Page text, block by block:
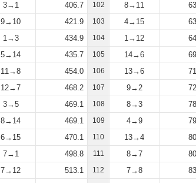
3→1 406.7
9→10 421.9
1→3 434.9
5→14 435.7
11→8 454.0
12→7 468.2
3→5 469.1
8→14 469.1
6→15 470.1
7→1 498.8
7→12 513.1
102 8→11
103 4→15
104 1→12
105 14→6
106 13→6
107 9→2
108 8→3
109 4→9
110 13→4
111 8→7
112 7→8